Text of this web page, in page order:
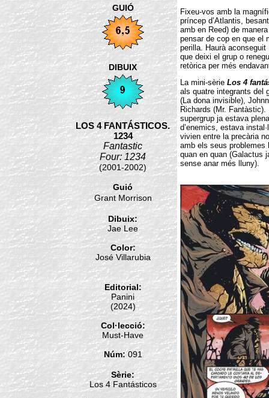
GUIÓ
DIBUIX
LOS 4 FANTÁSTICOS.
1234
Fantastic
Four: 1234
(2001-2002)
Guió
Grant Morrison
Dibuix:
Jae Lee
Color:
José Villarubia
Editorial:
Panini
(2024)
Col·lecció:
Must-Have
Núm:091
Sèrie:
Los 4 Fantásticos
Fixeu-vos amb la
príncep d’Atlantis,
amb en Reed) de
pensar de cop en que el
perilla. Haurà
que deixi el grup o
retòrica per més
La mini-sèrie Los 4
als quatre integrants del
(La dona invisible),
Richards (Mr.
supergrup ja estava
d’enemics, estava
vivien entre la precària
amb els seus problemes
quan en quan (Galactus
sense anar més lluny).